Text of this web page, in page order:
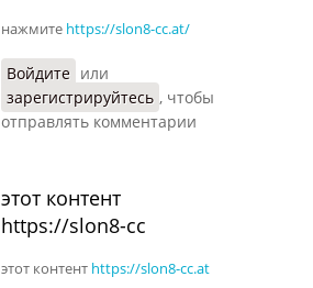
нажмите https://slon8-cc.at/
Войдите или
зарегистрируйтесь , чтобы
отправлять комментарии
этот контент
https://slon8-cc
этот контент https://slon8-cc.at